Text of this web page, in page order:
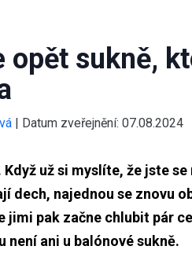
opět sukně,
| Datum zveřejnění: 07.08.2024
Když už si myslíte, že jste
dech, najednou se znovu
jimi pak začne chlubit pár
není ani u balónové sukně.